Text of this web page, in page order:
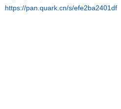
https://pan.quark.cn/s/efe2ba2401df